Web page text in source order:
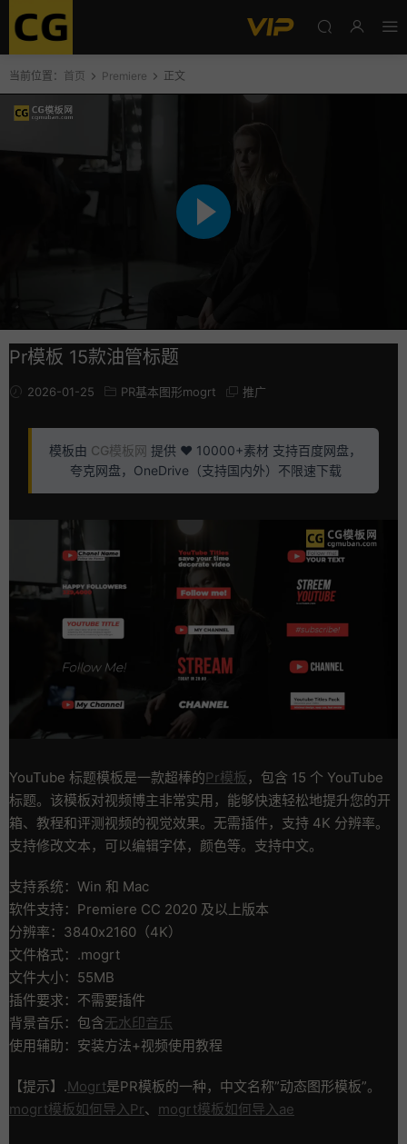
当前位置： 首页 Premiere 正文
Pr模板 15款油管标题
2026-01-25 PR基本图形mogrt 推广
模板由 CG模板网 提供 ❤️ 10000+素材 支持百度网盘，
夸克网盘，OneDrive（支持国内外）不限速下载
YouTube 标题模板是一款超棒的Pr模板 ，包含 15 个 YouTube
标题。该模板对视频博主非常实用，能够快速轻松地提升您的开
箱、教程和评测视频的视觉效果。无需插件，支持 4K 分辨率。
支持修改文本，可以编辑字体，颜色等。支持中文。
支持系统：Win 和 Mac
软件支持：Premiere CC 2020 及以上版本
分辨率：3840x2160（4K）
文件格式：.mogrt
文件大小：55MB
插件要求：不需要插件
背景音乐：包含无水印音乐
使用辅助：安装方法+视频使用教程
【提示】.Mogrt是PR模板的一种，中文名称”动态图形模板”。
mogrt模板如何导入Pr、 mogrt模板如何导入ae